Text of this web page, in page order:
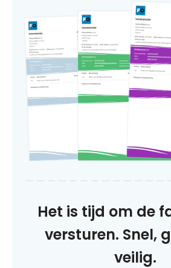
Het is tijd om de
versturen. Snel,
veilig.